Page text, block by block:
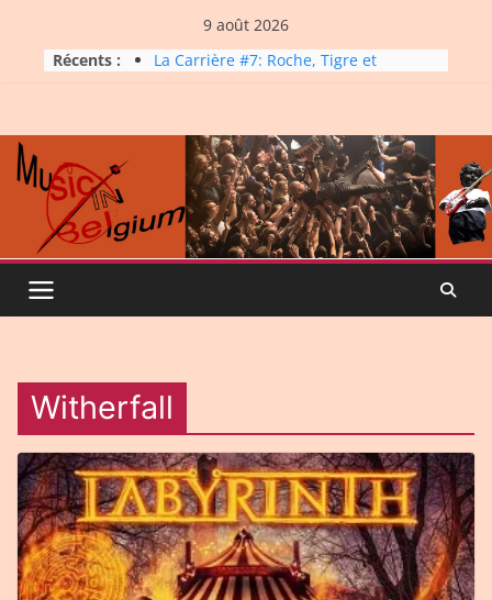
content
9 août 2026
Récents :
La Carrière #7: Roche, Tigre et
Micro Festival #16, maxi line-
Dynatop3 – 26 juillet 2026
Witherfall